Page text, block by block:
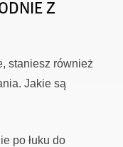
Z
staniesz również
Jakie są
po łuku do